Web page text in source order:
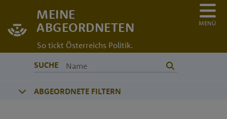
MEINE
ABGEORDNETEN
So tickt Österreichs Politik.
MENÜ
SUCHE
ABGEORDNETE FILTERN